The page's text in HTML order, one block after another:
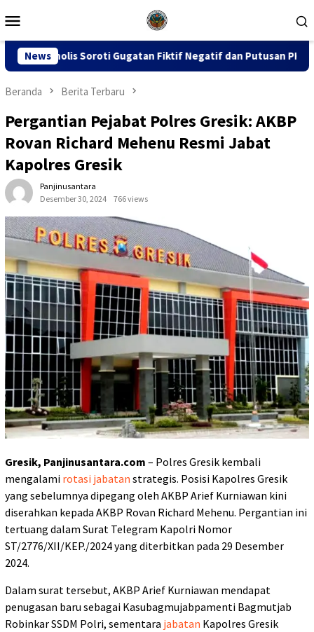
ke
Mobile
NewsFiktif Negatif dan Putusan PK 155 Sidang
Beranda Berita Terbaru
Pergantian Pejabat Polres Gresik: AKBP
Rovan Richard Mehenu Resmi Jabat
Kapolres Gresik
Panjinusantara
Desember 30, 2024
766 views
Gresik, Panjinusantara.com – Polres Gresik kembali
mengalami rotasi jabatan strategis. Posisi Kapolres Gresik
yang sebelumnya dipegang oleh AKBP Arief Kurniawan kini
diserahkan kepada AKBP Rovan Richard Mehenu. Pergantian ini
tertuang dalam Surat Telegram Kapolri Nomor
ST/2776/XII/KEP./2024 yang diterbitkan pada 29 Desember
2024.
Dalam surat tersebut, AKBP Arief Kurniawan mendapat
penugasan baru sebagai Kasubagmujabpamenti Bagmutjab
Robinkar SSDM Polri, sementara jabatan Kapolres Gresik